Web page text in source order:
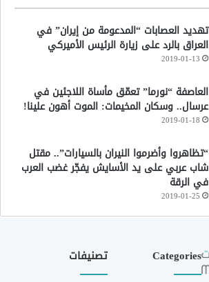
تهديد العصابات “المدعومة من إيران” في
العراق بالرد على زيارة الرئيس الأميركي
2019-01-13
العاصفة “نورما” تعمّق مأساة اللاجئين في
عرسال.. وسكان المخيمات: الموت أهون علينا!
2019-01-18
“تظاهروا وأضرموا النيران بالسيارات”.. مقتل
شاب عربي على يد الأسايش يفجّر غضب العرب
في الرقة
2019-01-25
Categories تصنيفات